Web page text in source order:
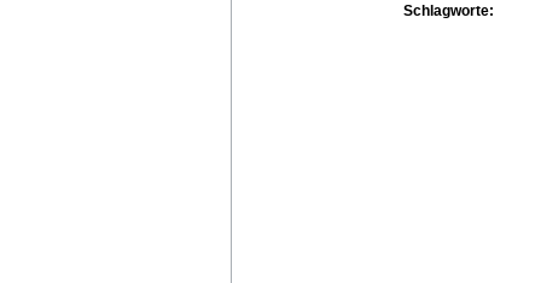
Schlagworte: